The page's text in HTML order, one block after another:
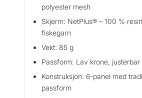
polyester mesh
Skjerm: NetPlus® – 100 %
fiskegarn
Vekt: 85 g
Passform: Lav krone,
Konstruksjon: 6-panel med
passform